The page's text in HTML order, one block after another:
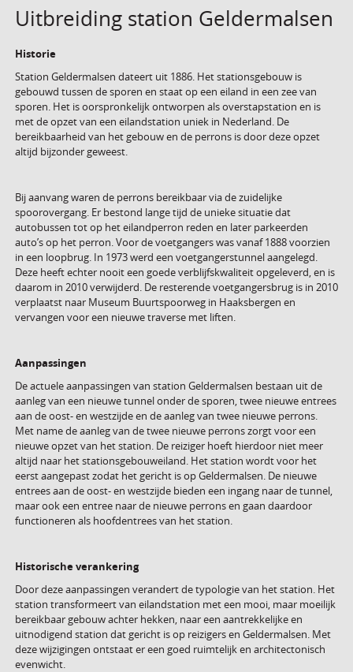
Uitbreiding station Geldermalsen
Historie
Station Geldermalsen dateert uit 1886. Het stationsgebouw is
gebouwd tussen de sporen en staat op een eiland in een zee van
sporen. Het is oorspronkelijk ontworpen als overstapstation en is
met de opzet van een eilandstation uniek in Nederland. De
bereikbaarheid van het gebouw en de perrons is door deze opzet
altijd bijzonder geweest.
Bij aanvang waren de perrons bereikbaar via de zuidelijke
spoorovergang. Er bestond lange tijd de unieke situatie dat
autobussen tot op het eilandperron reden en later parkeerden
auto’s op het perron. Voor de voetgangers was vanaf 1888 voorzien
in een loopbrug. In 1973 werd een voetgangerstunnel aangelegd.
Deze heeft echter nooit een goede verblijfskwaliteit opgeleverd, en is
daarom in 2010 verwijderd. De resterende voetgangersbrug is in 2010
verplaatst naar Museum Buurtspoorweg in Haaksbergen en
vervangen voor een nieuwe traverse met liften.
Aanpassingen
De actuele aanpassingen van station Geldermalsen bestaan uit de
aanleg van een nieuwe tunnel onder de sporen, twee nieuwe entrees
aan de oost- en westzijde en de aanleg van twee nieuwe perrons.
Met name de aanleg van de twee nieuwe perrons zorgt voor een
nieuwe opzet van het station. De reiziger hoeft hierdoor niet meer
altijd naar het stationsgebouweiland. Het station wordt voor het
eerst aangepast zodat het gericht is op Geldermalsen. De nieuwe
entrees aan de oost- en westzijde bieden een ingang naar de tunnel,
maar ook een entree naar de nieuwe perrons en gaan daardoor
functioneren als hoofdentrees van het station.
Historische verankering
Door deze aanpassingen verandert de typologie van het station. Het
station transformeert van eilandstation met een mooi, maar moeilijk
bereikbaar gebouw achter hekken, naar een aantrekkelijke en
uitnodigend station dat gericht is op reizigers en Geldermalsen. Met
deze wijzigingen ontstaat er een goed ruimtelijk en architectonisch
evenwicht.